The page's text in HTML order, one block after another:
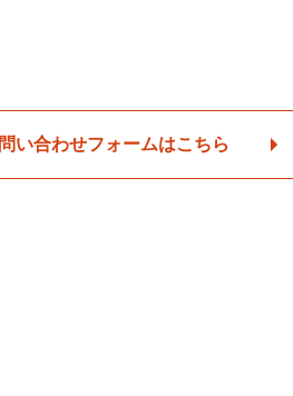
い合わせフォームはこちら